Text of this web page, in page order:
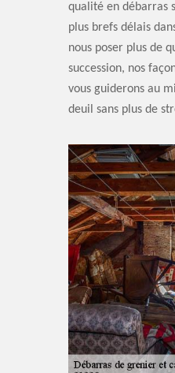
qualité en débarras
plus brefs délais
nous poser plus de
succession, nos
vous guiderons au
deuil sans plus de